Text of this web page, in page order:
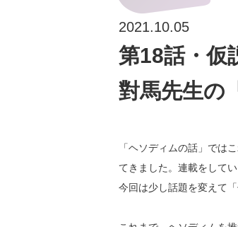
2021.10.05
第18話・仮
對馬先生の
「ヘソディムの話」では
てきました。連載をして
今回は少し話題を変えて